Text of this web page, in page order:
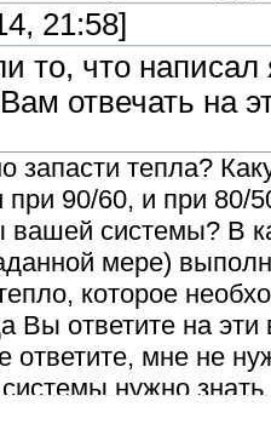
21:58]
то, что
отвечать на
запасти тепла?
при 90/60, и при
вашей системы? В
мере)
которое
Вы ответите на
ответите, мне не
нужно